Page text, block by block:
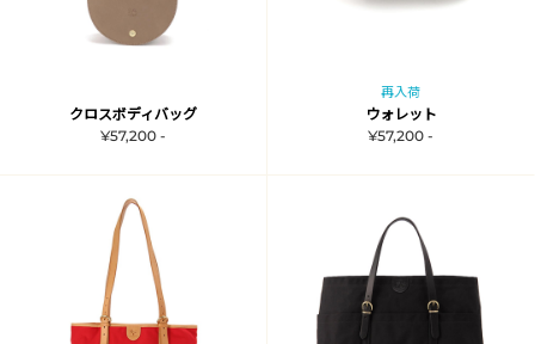
クロスボディバッグ
¥57,200 -
再入荷
ウォレット
¥57,200 -